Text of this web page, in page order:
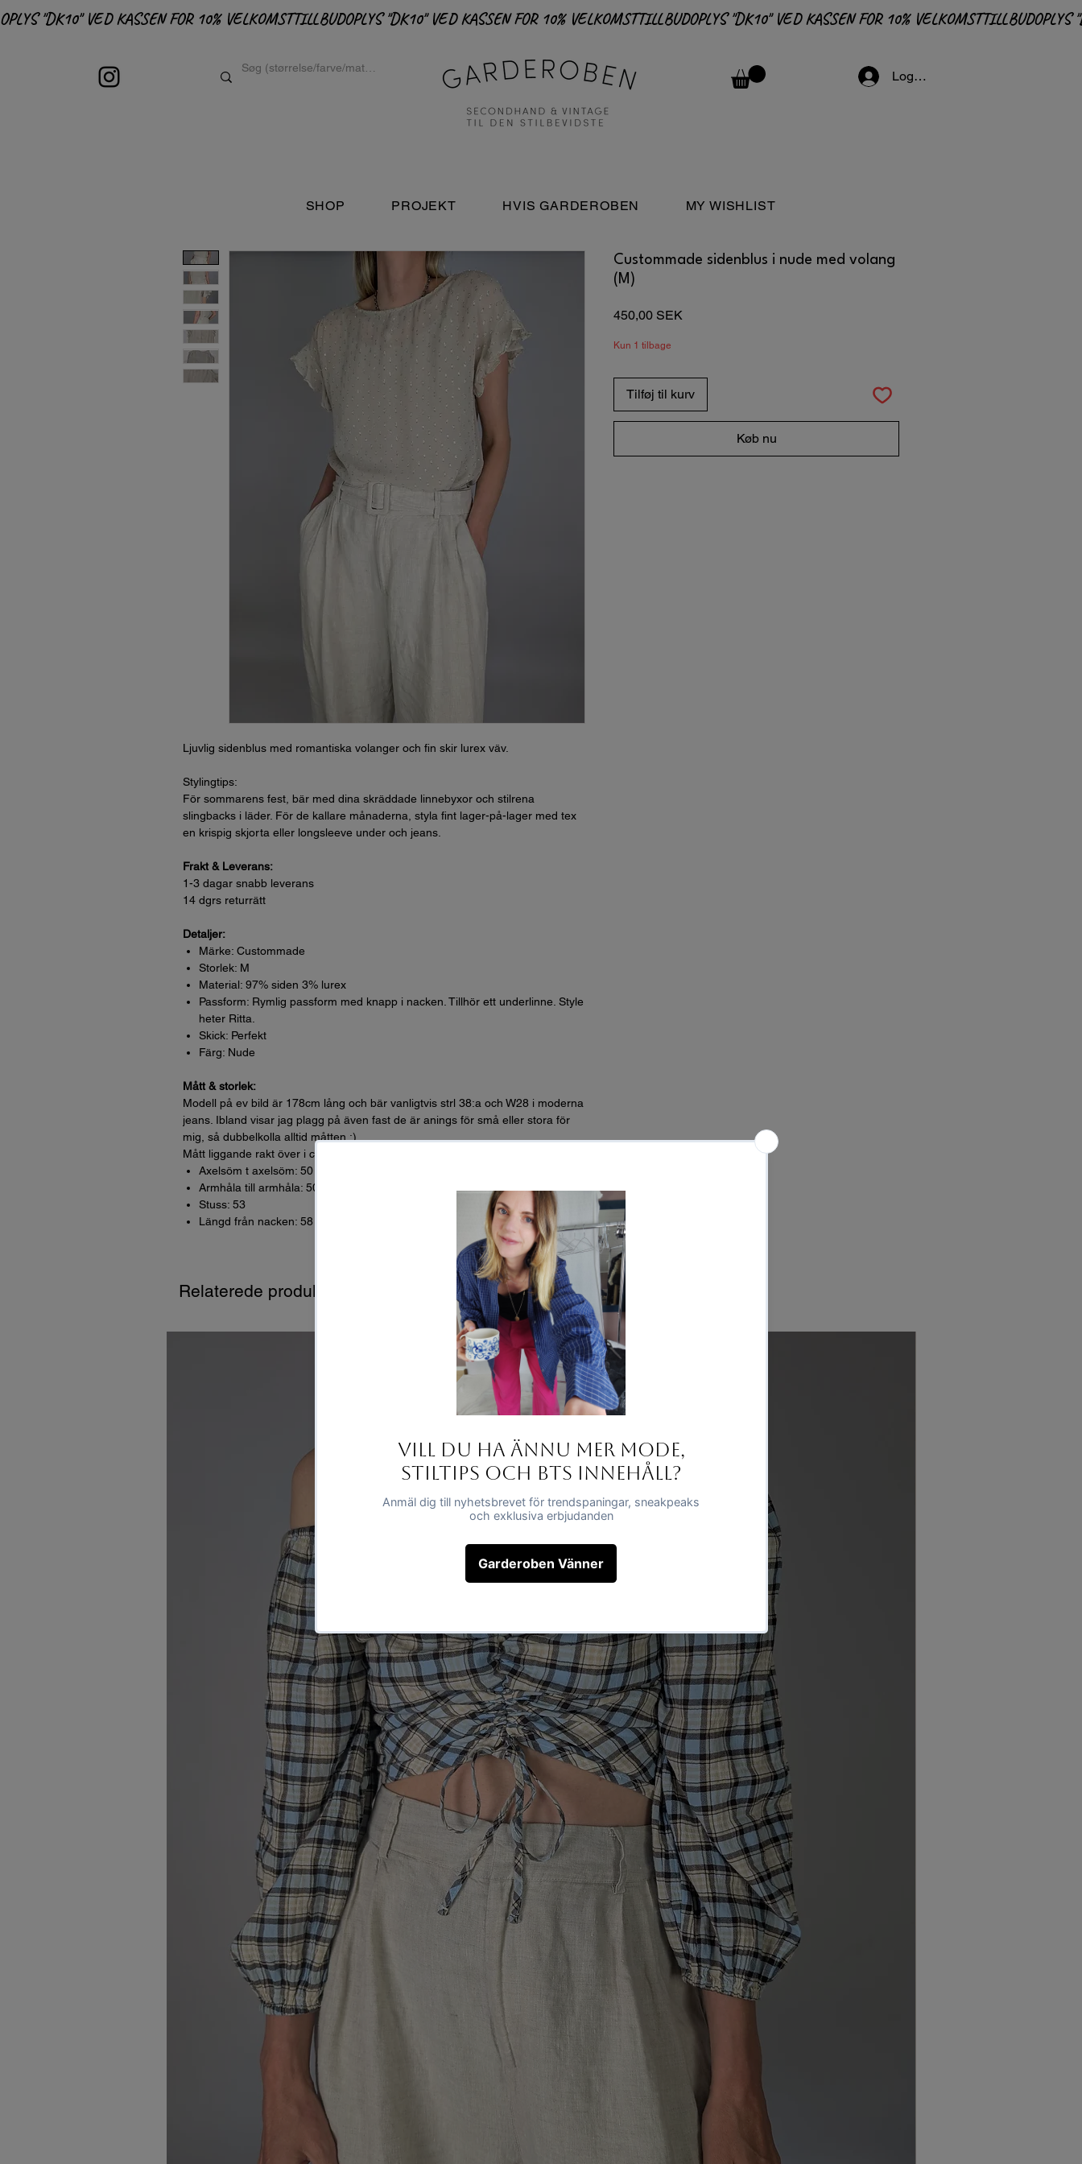
OPLYS "DK10" VED KASSEN FOR 10% VELKOMSTTILLBUD
Logga in
SHOP PROJEKT HVIS GARDEROBEN MY WISHLIST
Ljuvlig sidenblus med romantiska volanger och fin skir lurex väv.
Stylingtips:
För sommarens fest, bär med dina skräddade linnebyxor och stilrena
slingbacks i läder. För de kallare månaderna, styla fint lager-på-lager med tex
en krispig skjorta eller longsleeve under och jeans.
Frakt & Leverans:
1-3 dagar snabb leverans
14 dgrs returrätt
Detaljer:
Märke: Custommade
Storlek: M
Material: 97% siden 3% lurex
Passform: Rymlig passform med knapp i nacken. Tillhör ett underlinne. Style
heter Ritta.
Skick: Perfekt
Färg: Nude
Mått & storlek:
Modell på ev bild är 178cm lång och bär vanligtvis strl 38:a och W28 i moderna
jeans. Ibland visar jag plagg på även fast de är anings för små eller stora för
mig, så dubbelkolla alltid måtten :)
Mått liggande rakt över i cm (dvs *2 för omkrets):
Axelsöm t axelsöm: 50
Armhåla till armhåla: 50
Stuss: 53
Längd från nacken: 58
Custommade sidenblus i nude med volang
(M)
450,00 SEK
Kun 1 tilbage
Tilføj til kurv
Køb nu
Relaterede produkter